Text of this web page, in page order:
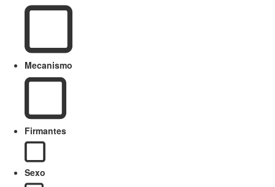
Mecanismo
Firmantes
Sexo